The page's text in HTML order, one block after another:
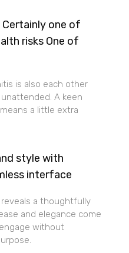
one of
risks One of
is also each other
A keen
a little extra
style with
interface
a thoughtfully
and elegance come
without